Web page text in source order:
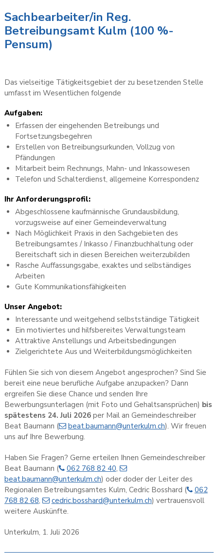
Sachbearbeiter/in Reg.
Betreibungsamt Kulm (100 %-
Pensum)
Das vielseitige Tätigkeitsgebiet der zu besetzenden Stelle
umfasst im Wesentlichen folgende
Aufgaben:
Erfassen der eingehenden Betreibungs und
Fortsetzungsbegehren
Erstellen von Betreibungsurkunden, Vollzug von
Pfändungen
Mitarbeit beim Rechnungs, Mahn- und Inkassowesen
Telefon und Schalterdienst, allgemeine Korrespondenz
Ihr Anforderungsprofil:
Abgeschlossene kaufmännische Grundausbildung,
vorzugsweise auf einer Gemeindeverwaltung
Nach Möglichkeit Praxis in den Sachgebieten des
Betreibungsamtes / Inkasso / Finanzbuchhaltung oder
Bereitschaft sich in diesen Bereichen weiterzubilden
Rasche Auffassungsgabe, exaktes und selbständiges
Arbeiten
Gute Kommunikationsfähigkeiten
Unser Angebot:
Interessante und weitgehend selbstständige Tätigkeit
Ein motiviertes und hilfsbereites Verwaltungsteam
Attraktive Anstellungs und Arbeitsbedingungen
Zielgerichtete Aus und Weiterbildungsmöglichkeiten
Fühlen Sie sich von diesem Angebot angesprochen? Sind Sie
bereit eine neue berufliche Aufgabe anzupacken? Dann
ergreifen Sie diese Chance und senden Ihre
Bewerbungsunterlagen (mit Foto und Gehaltsansprüchen) bis
spätestens 24. Juli 2026per Mail an Gemeindeschreiber
Beat Baumann (
beat.baumann@unterkulm.ch). Wir freuen
uns auf Ihre Bewerbung.
Haben Sie Fragen? Gerne erteilen Ihnen Gemeindeschreiber
Beat Baumann (
062 768 82 40,
beat.baumann@unterkulm.ch) oder doder der Leiter des
Regionalen Betreibungsamtes Kulm, Cedric Bosshard (
062
768 82 68, cedric.bosshard@unterkulm.ch) vertrauensvoll
weitere Auskünfte.
Unterkulm, 1. Juli 2026